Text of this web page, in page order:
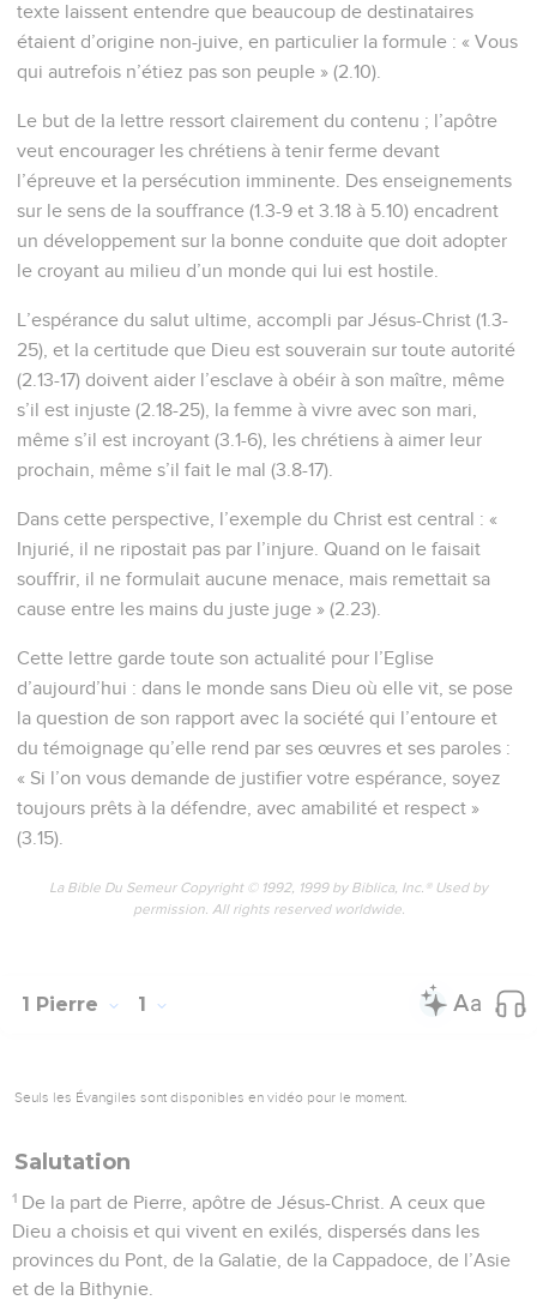
texte laissent entendre que beaucoup de destinataires
étaient d’origine non-juive, en particulier la formule : « Vous
qui autrefois n’étiez pas son peuple » (2.10).
Le but de la lettre ressort clairement du contenu ; l’apôtre
veut encourager les chrétiens à tenir ferme devant
l’épreuve et la persécution imminente. Des enseignements
sur le sens de la souffrance (1.3-9 et 3.18 à 5.10) encadrent
un développement sur la bonne conduite que doit adopter
le croyant au milieu d’un monde qui lui est hostile.
L’espérance du salut ultime, accompli par Jésus-Christ (1.3-
25), et la certitude que Dieu est souverain sur toute autorité
(2.13-17) doivent aider l’esclave à obéir à son maître, même
s’il est injuste (2.18-25), la femme à vivre avec son mari,
même s’il est incroyant (3.1-6), les chrétiens à aimer leur
prochain, même s’il fait le mal (3.8-17).
Dans cette perspective, l’exemple du Christ est central : «
Injurié, il ne ripostait pas par l’injure. Quand on le faisait
souffrir, il ne formulait aucune menace, mais remettait sa
cause entre les mains du juste juge » (2.23).
Cette lettre garde toute son actualité pour l’Eglise
d’aujourd’hui : dans le monde sans Dieu où elle vit, se pose
la question de son rapport avec la société qui l’entoure et
du témoignage qu’elle rend par ses œuvres et ses paroles :
« Si l’on vous demande de justifier votre espérance, soyez
toujours prêts à la défendre, avec amabilité et respect »
(3.15).
La Bible Du Semeur Copyright © 1992, 1999 by Biblica, Inc.® Used by
permission. All rights reserved worldwide.
1 Pierre 1
Seuls les Évangiles sont disponibles en vidéo pour le moment.
Salutation
1 De la part de Pierre, apôtre de Jésus-Christ. A ceux que
Dieu a choisis et qui vivent en exilés, dispersés dans les
provinces du Pont, de la Galatie, de la Cappadoce, de l’Asie
et de la Bithynie.